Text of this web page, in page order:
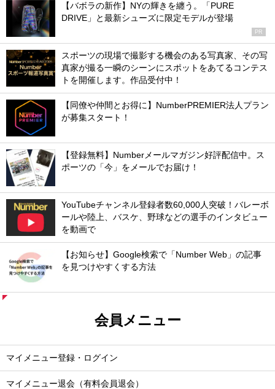
【バボラの新作】NYの輝きを纏う。「PURE
DRIVE」と最新シューズに限定モデルが登場
PR
スポーツの現場で撮影する機会のある写真家、その写
真家が撮る一瞬のシーンにスポットをあてるコンテス
トを開催します。作品受付中！
【同僚や仲間とお得に】NumberPREMIER法人プラン
が募集スタート！
【登録無料】Numberメールマガジン好評配信中。ス
ポーツの「今」をメールでお届け！
YouTubeチャンネル登録者数60,000人突破！バレーボ
ールや陸上、バスケ、野球などの選手のインタビュー
を動画で
【お知らせ】Google検索で「Number Web」の記事
を見つけやすくする方法
会員メニュー
マイメニュー登録・ログイン
マイメニュー退会（有料会員退会）